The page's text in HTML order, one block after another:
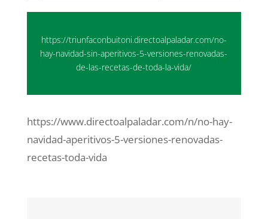
https://triunfaconbuitoni.directoalpaladar.com/no-
hay-navidad-sin-aperitivos-5-versiones-renovadas-
de-las-recetas-de-toda-la-vida/
https://www.directoalpaladar.com/n/no-hay-
navidad-aperitivos-5-versiones-renovadas-
recetas-toda-vida